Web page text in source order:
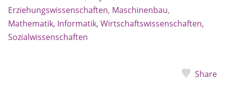
Erziehungswissenschaften, Maschinenbau,
Mathematik, Informatik, Wirtschaftswissenschaften,
Sozialwissenschaften
Share